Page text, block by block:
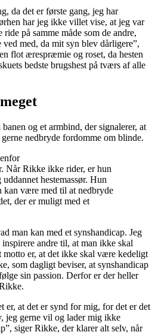
da det er første gang, jeg har
har jeg ikke villet vise, at jeg var
på samme måde som de andre,
med, da mit syn blev dårligere”,
flot ærespræmie og roset, da hesten
bedste brugshest på tværs af alle
og et armbind, der signalerer, at
nedbryde fordomme om blinde.
Når Rikke ikke rider, er hun
hestemassør. Hun
kan være med til at nedbryde
der er muligt med et
man kan med et synshandicap. Jeg
andre til, at man ikke skal
er, at det ikke skal være kedeligt
som dagligt beviser, at synshandicap
sin passion. Derfor er der heller
er, at det er synd for mig, for det er det
jeg gerne vil og lader mig ikke
siger Rikke, der klarer alt selv, når